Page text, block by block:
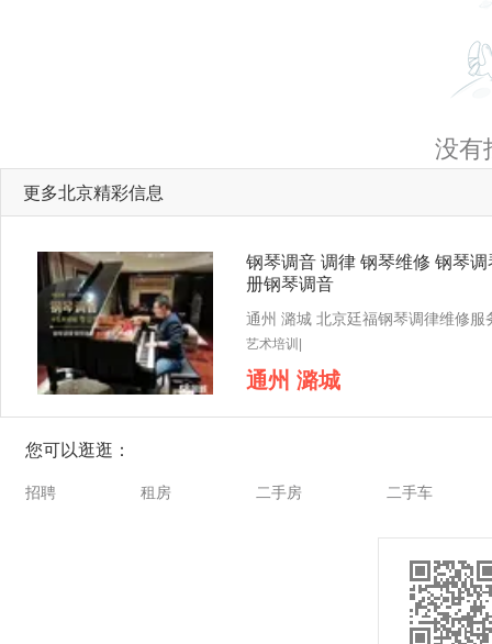
没有
更多北京精彩信息
钢琴调音 调律 钢琴维修 钢琴调
册钢琴调音
艺术培训|
通州 潞城
您可以逛逛：
招聘 租房 二手房 二手车